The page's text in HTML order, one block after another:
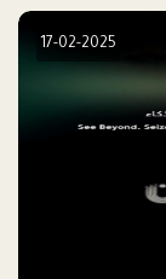
17-02-2025